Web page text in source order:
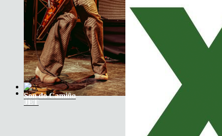
JET
Son do Camiño